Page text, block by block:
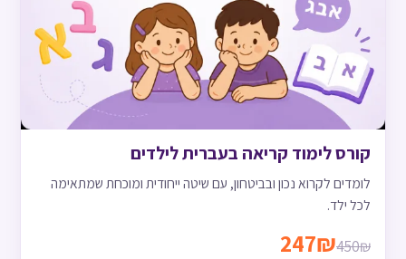
קורס לימוד קריאה בעברית לילדים
לומדים לקרוא נכון ובביטחון, עם שיטה ייחודית ומוכחת שמתאימה
לכל ילד.
450₪
247₪